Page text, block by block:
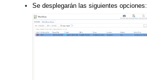
Se desplegarán las siguientes opciones: